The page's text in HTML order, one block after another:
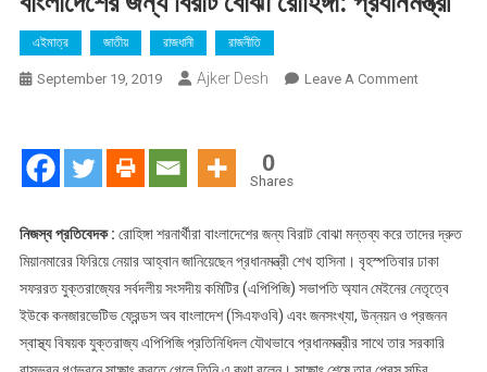
এইমাত্র জাতীয় রাজধানী রাজনীতি
September 19, 2019 Ajker Desh Leave A CommentOn
প্রধানমন্ত্রী
0
Shares
নিজস্ব প্রতিবেদক : রোহিঙ্গা শরনার্থীরা বাংলাদেশের জন্য বিরাট বোঝা মন্তব্য করে তাদের দ্রুত
মিয়ানমারের ফিরিয়ে নেয়ার আহ্বান জানিয়েছেন প্রধানমন্ত্রী শেখ হাসিনা। বৃহস্পতিবার ঢাকা
সফররত যুক্তরাজ্যের সর্বদলীয় সংসদীয় কমিটির (এপিপিজি) সভাপতি অ্যান মেইনের নেতৃত্বে
ইউকে কনজারভেটিভ ফ্রেন্ডস অব বাংলাদেশ (সিএফওবি) এবং জনসংখ্যা, উন্নয়ন ও প্রজনন
স্বাস্থ্য বিষয়ক যুক্তরাজ্য এপিপিজি প্রতিনিধিদল যৌথভাবে প্রধানমন্ত্রীর সাথে তার সরকারি